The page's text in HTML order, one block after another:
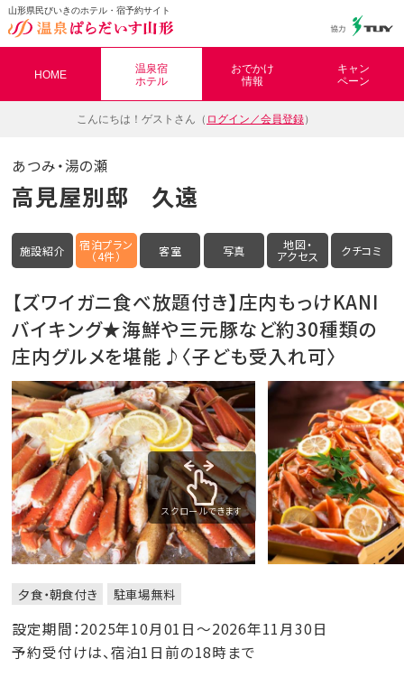
山形県民びいきのホテル・宿予約サイト
HOME
温泉宿
ホテル
おでかけ
情報
キャン
ペーン
こんにちは！ ゲストさん（ ログイン／会員登録）
あつみ・湯の瀬
高見屋別邸 久遠
施設紹介 宿泊プラン
（4件） 客室 写真 地図・
アクセス クチコミ
【ズワイガニ食べ放題付き】庄内もっけKANI
バイキング★海鮮や三元豚など約30種類の
庄内グルメを堪能♪〈子ども受入れ可〉
スクロールできます
夕食・朝食付き 駐車場無料
設定期間：2025年10月01日～2026年11月30日
予約受付けは、宿泊1日前の18時まで